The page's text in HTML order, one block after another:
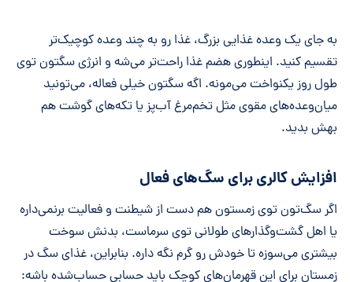
به جای یک وعده غذایی بزرگ، غذا رو به چند وعده کوچیک‌تر
تقسیم کنید. اینطوری هضم غذا راحت‌تر می‌شه و انرژی سگتون توی
طول روز یکنواخت می‌مونه. اگه سگتون خیلی فعاله، می‌تونید
میان‌وعده‌های مقوی مثل تخم‌مرغ آب‌پز یا تکه‌های گوشت هم
بهش بدید.
افزایش کالری برای سگ‌های فعال
اگر سگ‌تون توی زمستون هم دست از شیطنت و فعالیت برنمی‌داره
یا اهل گشت‌وگذارهای طولانی توی سرماست، بدنش سوخت
بیشتری می‌سوزه تا خودش رو گرم نگه داره. بنابراین، غذای سگ در
زمستان برای این قهرمان‌های کوچک باید حسابی حساب‌شده باشه: